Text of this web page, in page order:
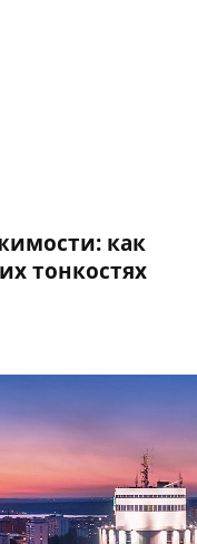
как
тонкостях